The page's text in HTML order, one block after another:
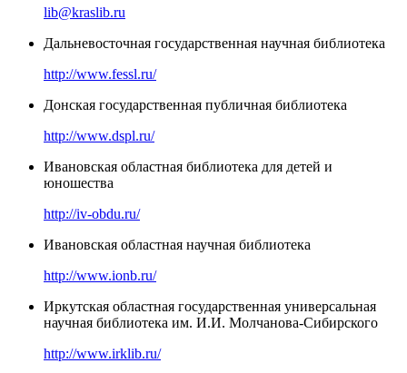
lib@kraslib.ru
Дальневосточная государственная научная библиотека
http://www.fessl.ru/
Донская государственная публичная библиотека
http://www.dspl.ru/
Ивановская областная библиотека для детей и
юношества
http://iv-obdu.ru/
Ивановская областная научная библиотека
http://www.ionb.ru/
Иркутская областная государственная универсальная
научная библиотека им. И.И. Молчанова-Сибирского
http://www.irklib.ru/